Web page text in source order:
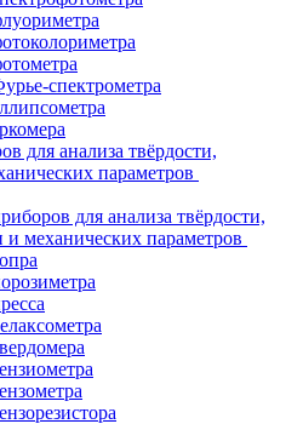
спектрометра
для анализа твёрдости,
параметров
для анализа твёрдости,
и механических параметров